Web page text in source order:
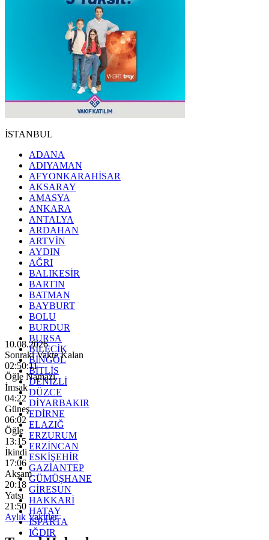
İSTANBUL
ADANA
ADIYAMAN
AFYONKARAHİSAR
AKSARAY
AMASYA
ANKARA
ANTALYA
ARDAHAN
ARTVİN
AYDIN
AĞRI
BALIKESİR
BARTIN
BATMAN
BAYBURT
BOLU
BURDUR
BURSA
BİLECİK
BİNGÖL
BİTLİS
DENİZLİ
DÜZCE
DİYARBAKIR
EDİRNE
ELAZIĞ
ERZURUM
ERZİNCAN
ESKİŞEHİR
GAZİANTEP
GÜMÜŞHANE
GİRESUN
HAKKARİ
HATAY
ISPARTA
IĞDIR
10.08.2026
Sonraki Vakte Kalan
02:50:09
Öğle Namazı
İmsak
04:22
Güneş
06:02
Öğle
13:15
İkindi
17:06
Akşam
20:18
Yatsı
21:50
Aylık Vakitler